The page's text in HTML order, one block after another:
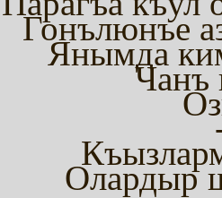
Гонълюнъе
Янымда
Чанъ
Олардыр